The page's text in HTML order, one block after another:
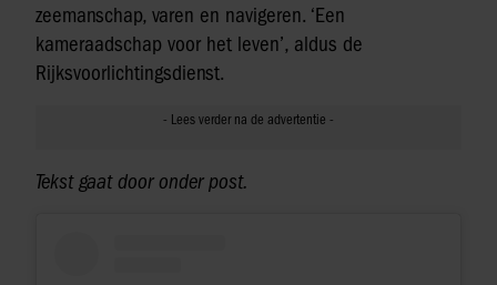
zeemanschap, varen en navigeren. ‘Een
kameraadschap voor het leven’, aldus de
Rijksvoorlichtingsdienst.
Tekst gaat door onder post.